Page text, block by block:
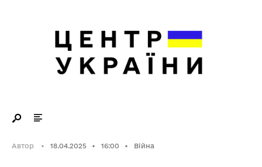
Автор • 18.04.2025 • 16:00 • Війна